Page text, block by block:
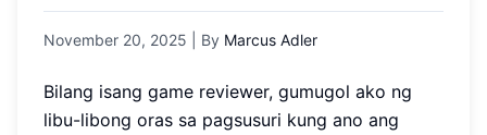
November 20, 2025 | By Marcus Adler
Bilang isang game reviewer, gumugol ako ng
libu-libong oras sa pagsusuri kung ano ang